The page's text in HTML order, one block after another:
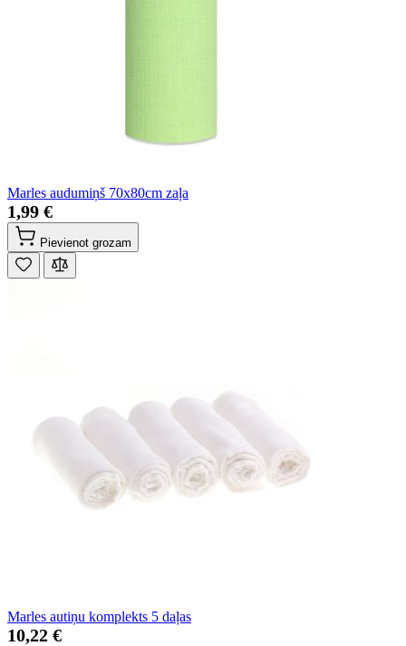
Marles audumiņš 70x80cm zaļa
1,99 €
Pievienot grozam
Marles autiņu komplekts 5 daļas
10,22 €